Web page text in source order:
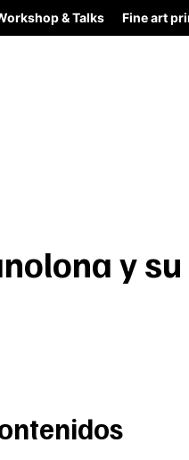
& Talks Fine art
y